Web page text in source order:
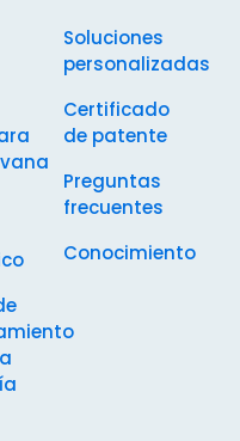
Soluciones
personalizadas
Certificado
de patente
Preguntas
frecuentes
Conocimiento